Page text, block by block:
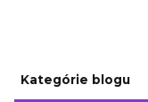
Kategórie blogu